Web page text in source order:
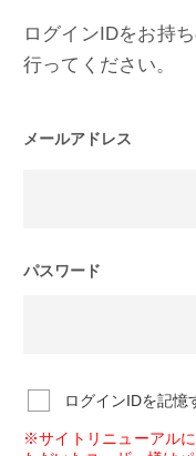
ログインIDをお持
行ってください。
メールアドレス
パスワード
ログインIDを記憶
※サイトリニューアル